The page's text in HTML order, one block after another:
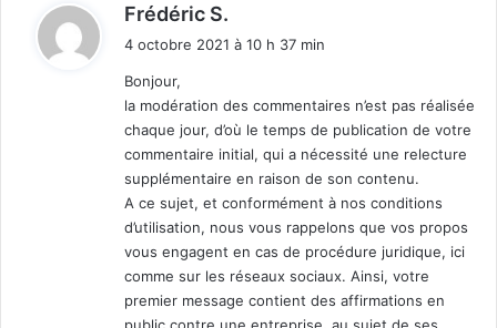
Frédéric S.
:
4 octobre 2021 à 10 h 37 min
Bonjour,
la modération des commentaires n’est pas réalisée
chaque jour, d’où le temps de publication de votre
commentaire initial, qui a nécessité une relecture
supplémentaire en raison de son contenu.
A ce sujet, et conformément à nos conditions
d’utilisation, nous vous rappelons que vos propos
vous engagent en cas de procédure juridique, ici
comme sur les réseaux sociaux. Ainsi, votre
premier message contient des affirmations en